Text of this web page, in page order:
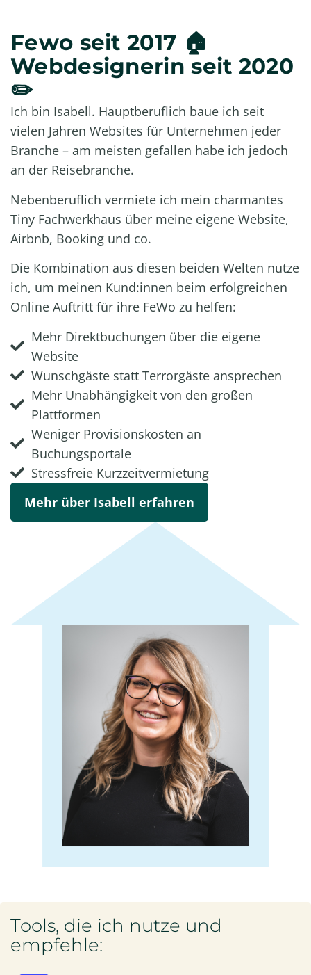
Fewo seit 2017 🏠
Webdesignerin seit 2020
✏️
Ich bin Isabell. Hauptberuflich baue ich seit
vielen Jahren Websites für Unternehmen jeder
Branche – am meisten gefallen habe ich jedoch
an der Reisebranche.
Nebenberuflich vermiete ich mein charmantes
Tiny Fachwerkhaus über meine eigene Website,
Airbnb, Booking und co.
Die Kombination aus diesen beiden Welten nutze
ich, um meinen Kund:innen beim erfolgreichen
Online Auftritt für ihre FeWo zu helfen:
Mehr Direktbuchungen über die eigene
Website
Wunschgäste statt Terrorgäste ansprechen
Mehr Unabhängigkeit von den großen
Plattformen
Weniger Provisionskosten an
Buchungsportale
Stressfreie Kurzzeitvermietung
Mehr über Isabell erfahren
Tools, die ich nutze und
empfehle: